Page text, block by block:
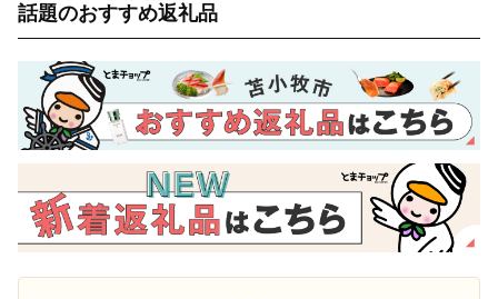
話題のおすすめ返礼品